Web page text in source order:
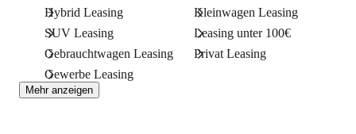
Hybrid Leasing
Kleinwagen Leasing
SUV Leasing
Leasing unter 100€
Gebrauchtwagen Leasing
Privat Leasing
Gewerbe Leasing
Mehr anzeigen